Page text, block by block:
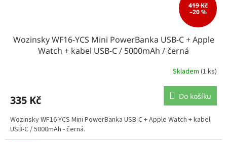
419 Kč
–20 %
Wozinsky WF16-YCS Mini PowerBanka USB-C + Apple
Watch + kabel USB-C / 5000mAh / černá
Skladem (1 ks)
335 Kč Do košíku
Wozinsky WF16-YCS Mini PowerBanka USB-C + Apple Watch + kabel
USB-C / 5000mAh - černá.